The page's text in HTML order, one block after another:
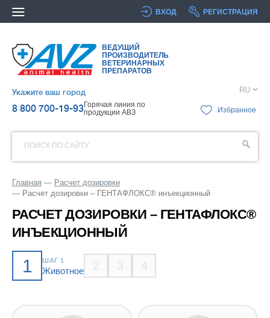
ВХОД РЕГИСТРАЦИЯ
ВЕДУЩИЙ
ПРОИЗВОДИТЕЛЬ
ВЕТЕРИНАРНЫХ
ПРЕПАРАТОВ
Укажите ваш город
8 800 700-19-93Горячая линия по
продукции АВЗ
RU
Избранное
ПОИСК ПО САЙТУ
Главная
Расчет дозировки
Расчет дозировки – ГЕНТАФЛОКС® инъекционный
РАСЧЕТ ДОЗИРОВКИ – ГЕНТАФЛОКС®
ИНЪЕКЦИОННЫЙ
1 ШАГ 1
Животное 2 3 4